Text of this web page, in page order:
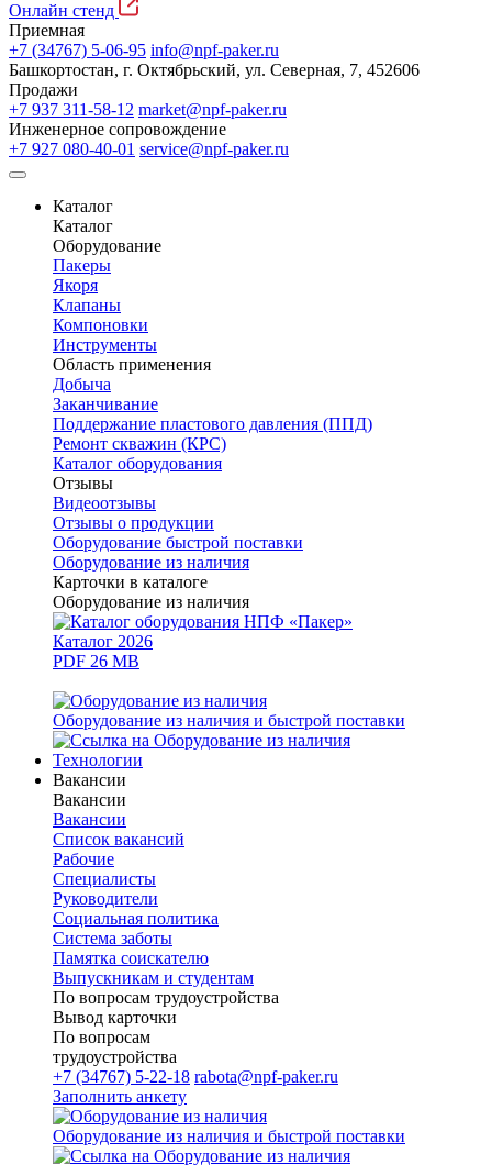
Онлайн стенд
Приемная
+7 (34767) 5-06-95 info@npf-paker.ru
Башкортостан, г. Октябрьский, ул. Северная, 7, 452606
Продажи
+7 937 311-58-12 market@npf-paker.ru
Инженерное сопровождение
+7 927 080-40-01 service@npf-paker.ru
Каталог
Каталог
Оборудование
Пакеры
Якоря
Клапаны
Компоновки
Инструменты
Область применения
Добыча
Заканчивание
Поддержание пластового давления (ППД)
Ремонт скважин (КРС)
Каталог оборудования
Отзывы
Видеоотзывы
Отзывы о продукции
Оборудование быстрой поставки
Оборудование из наличия
Карточки в каталоге
Оборудование из наличия
Каталог 2026
PDF 26 MB
Оборудование из наличия и быстрой поставки
Технологии
Вакансии
Вакансии
Вакансии
Список вакансий
Рабочие
Специалисты
Руководители
Cоциальная политика
Система заботы
Памятка соискателю
Выпускникам и студентам
По вопросам трудоустройства
Вывод карточки
По вопросам
трудоустройства
+7 (34767) 5-22-18 rabota@npf-paker.ru
Заполнить анкету
Оборудование из наличия и быстрой поставки